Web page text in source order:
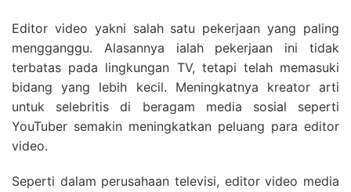
Editor video yakni salah satu pekerjaan yang paling
mengganggu. Alasannya ialah pekerjaan ini tidak
terbatas pada lingkungan TV, tetapi telah memasuki
bidang yang lebih kecil. Meningkatnya kreator arti
untuk selebritis di beragam media sosial seperti
YouTuber semakin meningkatkan peluang para editor
video.
Seperti dalam perusahaan televisi, editor video media